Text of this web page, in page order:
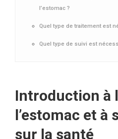
l’estomac ?
Quel type de traitement est
Quel type de suivi est
Introduction à
l’estomac et à
sur la santé